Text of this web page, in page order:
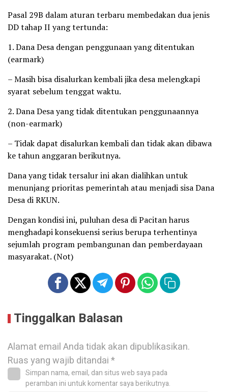
Pasal 29B dalam aturan terbaru membedakan dua jenis
DD tahap II yang tertunda:
1. Dana Desa dengan penggunaan yang ditentukan
(earmark)
– Masih bisa disalurkan kembali jika desa melengkapi
syarat sebelum tenggat waktu.
2. Dana Desa yang tidak ditentukan penggunaannya
(non-earmark)
– Tidak dapat disalurkan kembali dan tidak akan dibawa
ke tahun anggaran berikutnya.
Dana yang tidak tersalur ini akan dialihkan untuk
menunjang prioritas pemerintah atau menjadi sisa Dana
Desa di RKUN.
Dengan kondisi ini, puluhan desa di Pacitan harus
menghadapi konsekuensi serius berupa terhentinya
sejumlah program pembangunan dan pemberdayaan
masyarakat. (Not)
Tinggalkan Balasan
Alamat email Anda tidak akan dipublikasikan.
Ruas yang wajib ditandai*
Simpan nama, email, dan situs web saya pada
peramban ini untuk komentar saya berikutnya.